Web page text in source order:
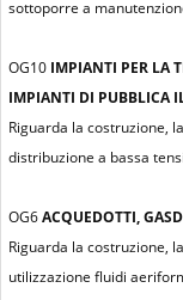
sottoporre a
OG10 IMPIANTI PER LA
IMPIANTI DI PUBBLICA
Riguarda la costruzione,
distribuzione a bassa
OG6ACQUEDOTTI,
Riguarda la costruzione,
utilizzazione fluidi